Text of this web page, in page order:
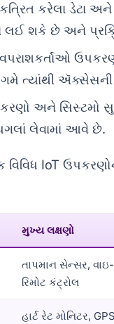
કરેલા ડેટા અને
શકે છે અને
વપરાશકર્તાઓ
ત્યાંથી
અને સિસ્ટમો
લેવામાં આવે છે.
IoT
મુખ્ય લક્ષણો
તાપમાન સેન્સર,
રિમોટ કંટ્રોલ
હાર્ટ રેટ મોનિટર,